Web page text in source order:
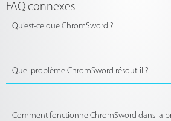
FAQ connexes
Qu’est-ce que ChromSword ?
Quel problème ChromSword résout-il ?
Comment fonctionne ChromSword dans la